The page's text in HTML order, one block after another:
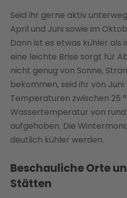
Seid ihr gerne aktiv
April und Juni sowie im
Dann ist es etwas kühler als
eine leichte Brise sorgt für
nicht genug von Sonne,
bekommen, seid ihr von
Temperaturen zwischen 25
Wassertemperatur von rund
aufgehoben. Die
deutlich kühler werden.
Beschauliche Orte
Stätten